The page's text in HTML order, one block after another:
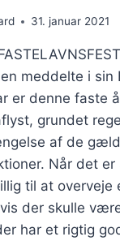
31. januar 2021
meddelte i sin
er denne faste
grundet
af de
Når det er
til at overveje
der skulle
har et rigtig